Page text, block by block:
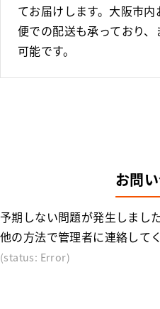
てお届けします。大阪市
便での配送も承っており
可能です。
お問
予期しない問題が発生しまし
他の方法で管理者に連絡して
(status: Error)